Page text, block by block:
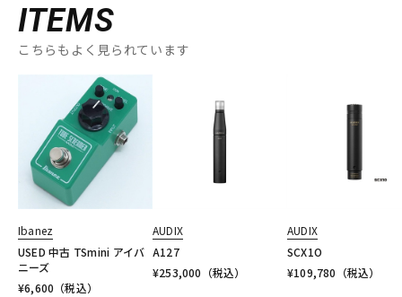
ITEMS
こちらもよく見られています
Ibanez
USED 中古 TSmini アイバ
ニーズ
¥6,600 （税込）
AUDIX
A127
¥253,000 （税込）
AUDIX
SCX1O
¥109,780 （税込）